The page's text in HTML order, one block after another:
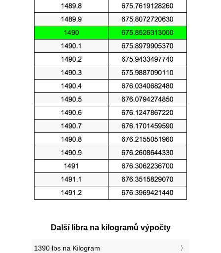
Další libra na kilogramů výpočty
1390 lbs na Kilogram